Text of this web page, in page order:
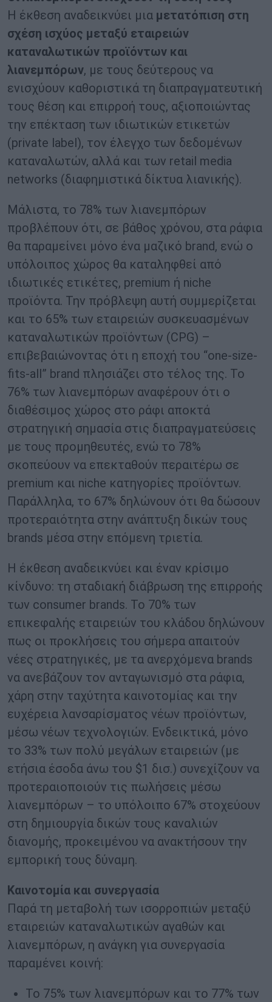
Η έκθεση αναδεικνύει μια μετατόπιση στη
σχέση ισχύος μεταξύ εταιρειών
καταναλωτικών προϊόντων και
λιανεμπόρων, με τους δεύτερους να
ενισχύουν καθοριστικά τη διαπραγματευτική
τους θέση και επιρροή τους, αξιοποιώντας
την επέκταση των ιδιωτικών ετικετών
(private label), τον έλεγχο των δεδομένων
καταναλωτών, αλλά και των retail media
networks (διαφημιστικά δίκτυα λιανικής).
Μάλιστα, το 78% των λιανεμπόρων
προβλέπουν ότι, σε βάθος χρόνου, στα ράφια
θα παραμείνει μόνο ένα μαζικό brand, ενώ ο
υπόλοιπος χώρος θα καταληφθεί από
ιδιωτικές ετικέτες, premium ή niche
προϊόντα. Την πρόβλεψη αυτή συμμερίζεται
και το 65% των εταιρειών συσκευασμένων
καταναλωτικών προϊόντων (CPG) –
επιβεβαιώνοντας ότι η εποχή του “one-size-
fits-all” brand πλησιάζει στο τέλος της. Το
76% των λιανεμπόρων αναφέρουν ότι ο
διαθέσιμος χώρος στο ράφι αποκτά
στρατηγική σημασία στις διαπραγματεύσεις
με τους προμηθευτές, ενώ το 78%
σκοπεύουν να επεκταθούν περαιτέρω σε
premium και niche κατηγορίες προϊόντων.
Παράλληλα, το 67% δηλώνουν ότι θα δώσουν
προτεραιότητα στην ανάπτυξη δικών τους
brands μέσα στην επόμενη τριετία.
Η έκθεση αναδεικνύει και έναν κρίσιμο
κίνδυνο: τη σταδιακή διάβρωση της επιρροής
των consumer brands. Το 70% των
επικεφαλής εταιρειών του κλάδου δηλώνουν
πως οι προκλήσεις του σήμερα απαιτούν
νέες στρατηγικές, με τα ανερχόμενα brands
να ανεβάζουν τον ανταγωνισμό στα ράφια,
χάρη στην ταχύτητα καινοτομίας και την
ευχέρεια λανσαρίσματος νέων προϊόντων,
μέσω νέων τεχνολογιών. Ενδεικτικά, μόνο
το 33% των πολύ μεγάλων εταιρειών (με
ετήσια έσοδα άνω του $1 δισ.) συνεχίζουν να
προτεραιοποιούν τις πωλήσεις μέσω
λιανεμπόρων – το υπόλοιπο 67% στοχεύουν
στη δημιουργία δικών τους καναλιών
διανομής, προκειμένου να ανακτήσουν την
εμπορική τους δύναμη.
Καινοτομία και συνεργασία
Παρά τη μεταβολή των ισορροπιών μεταξύ
εταιρειών καταναλωτικών αγαθών και
λιανεμπόρων, η ανάγκη για συνεργασία
παραμένει κοινή:
Το 75% των λιανεμπόρων και το 77% των